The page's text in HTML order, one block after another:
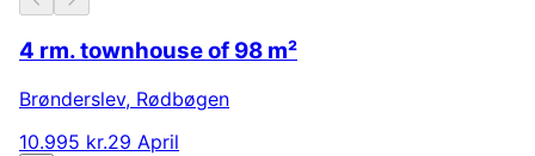
4 rm. townhouse of 98 m²
Brønderslev, Rødbøgen
10.995 kr.29 April